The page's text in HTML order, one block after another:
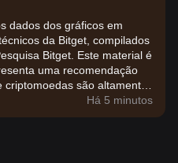
dados dos gráficos em
da Bitget, compilados
Bitget. Este material é
uma recomendação
são altamente
investimento com base na
Há 5 minutos